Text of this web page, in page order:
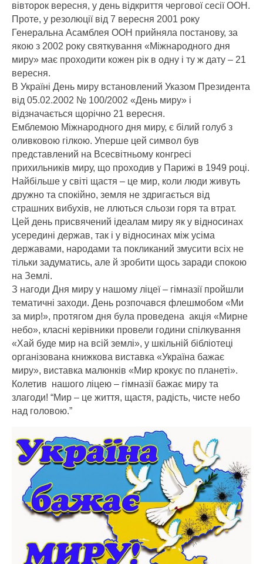
вівторок вересня, у день відкриття чергової сесії ООН.
Проте, у резолюції від 7 вересня 2001 року
Генеральна Асамблея ООН прийняла постанову, за
якою з 2002 року святкування «Міжнародного дня
миру» має проходити кожен рік в одну і ту ж дату – 21
вересня.
В Україні День миру встановлений Указом Президента
від 05.02.2002 № 100/2002 «День миру» і
відзначається щорічно 21 вересня.
Емблемою Міжнародного дня миру, є білий голуб з
оливковою гілкою. Уперше цей символ був
представлений на Всесвітньому конгресі
прихильників миру, що проходив у Парижі в 1949 році.
Найбільше у світі щастя – це мир, коли люди живуть
дружно та спокійно, земля не здригається від
страшних вибухів, не ллються сльози горя та втрат.
Цей день присвячений ідеалам миру як у відносинах
усередині держав, так і у відносинах між усіма
державами, народами та покликаний змусити всіх не
тільки задуматись, але й зробити щось заради спокою
на Землі.
З нагоди Дня миру у нашому ліцеї – гімназії пройшли
тематичні заходи. День розпочався флешмобом «Ми
за мир!», протягом дня була проведена акція «Мирне
небо», класні керівники провели години спілкування
«Хай буде мир на всій землі», у шкільній бібліотеці
організована книжкова виставка «Україна бажає
миру», виставка малюнків «Мир крокує по планеті».
Колетив нашого ліцею – гімназії бажає миру та
злагоди! “Мир – це життя, щастя, радість, чисте небо
над головою.”